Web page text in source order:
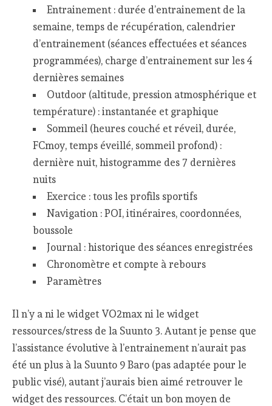
Entrainement : durée d’entrainement de la
semaine, temps de récupération, calendrier
d’entrainement (séances effectuées et séances
programmées), charge d’entrainement sur les 4
dernières semaines
Outdoor (altitude, pression atmosphérique et
température) : instantanée et graphique
Sommeil (heures couché et réveil, durée,
FCmoy, temps éveillé, sommeil profond) :
dernière nuit, histogramme des 7 dernières
nuits
Exercice : tous les profils sportifs
Navigation : POI, itinéraires, coordonnées,
boussole
Journal : historique des séances enregistrées
Chronomètre et compte à rebours
Paramètres
Il n’y a ni le widget VO2max ni le widget
ressources/stress de la Suunto 3. Autant je pense que
l’assistance évolutive à l’entrainement n’aurait pas
été un plus à la Suunto 9 Baro (pas adaptée pour le
public visé), autant j’aurais bien aimé retrouver le
widget des ressources. C’était un bon moyen de